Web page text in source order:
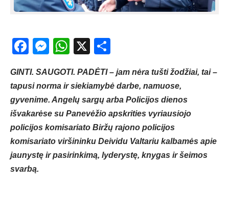
Facebook
Messenger
WhatsApp
X
GINTI. SAUGOTI. PADĖTI – jam nėra tušti žodžiai, tai –
tapusi norma ir siekiamybė darbe, namuose,
gyvenime. Angelų sargų arba Policijos dienos
išvakarėse su Panevėžio apskrities vyriausiojo
policijos komisariato Biržų rajono policijos
komisariato viršininku Deividu Valtariu kalbamės apie
jaunystę ir pasirinkimą, lyderystę, knygas ir šeimos
svarbą.